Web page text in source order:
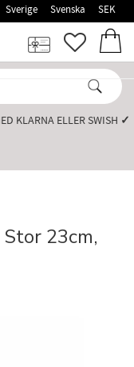
Sverige Svenska SEK
KLARNA ELLER SWISH️ ✓
23cm,